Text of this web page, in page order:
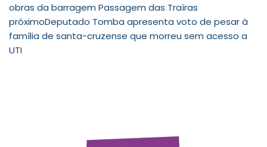
obras da barragem Passagem das Traíras
próximoDeputado Tomba apresenta voto de pesar à
família de santa-cruzense que morreu sem acesso a
UTI